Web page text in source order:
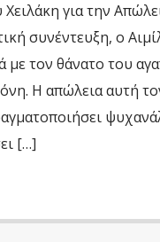
για την
συνέντευξη, ο
με τον θάνατο του
Η απώλεια αυτή
[…]